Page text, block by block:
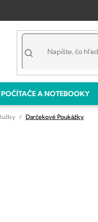
POČÍTAČE A NOTEBOOKY
Služby Darčekové Poukážky